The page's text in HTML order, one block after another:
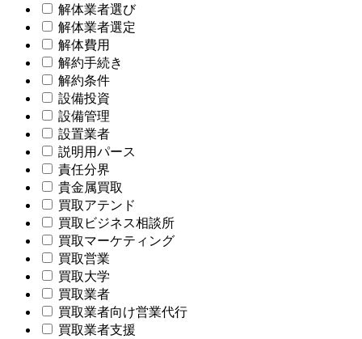
解体業者選び
解体業者選定
解体費用
解約手続き
解約条件
設備投資
設備管理
設置業者
説明用パース
責任分界
貴金属買取
買取アテンド
買取ビジネス相談所
買取マーケティング
買取営業
買取大学
買取業者
買取業者向け営業代行
買取業者支援